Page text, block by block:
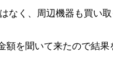
なく、周辺機器も買い
額を聞いて来たので結果